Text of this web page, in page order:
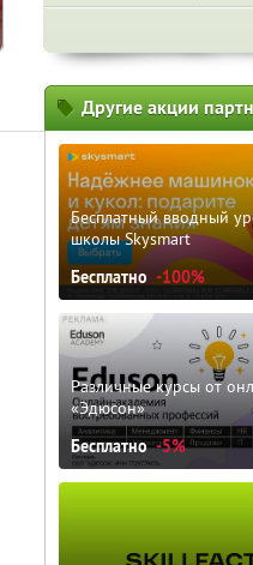
Другие акции
Бесплатный вводный
школы Skysmart
Бесплатно -100%
Различные курсы от
«Эдюсон»
Бесплатно -5%